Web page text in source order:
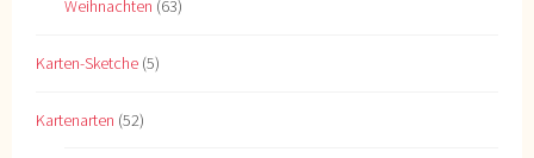
Weihnachten (63)
Karten-Sketche (5)
Kartenarten (52)